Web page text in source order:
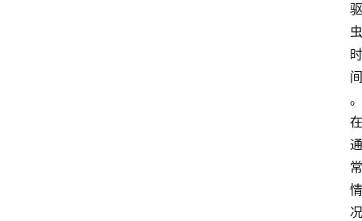
驱
虫
时
间
。
在
通
常
情
况